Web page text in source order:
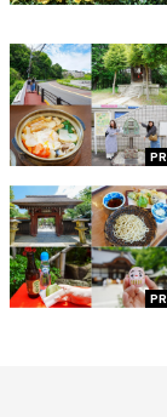
PR
PR